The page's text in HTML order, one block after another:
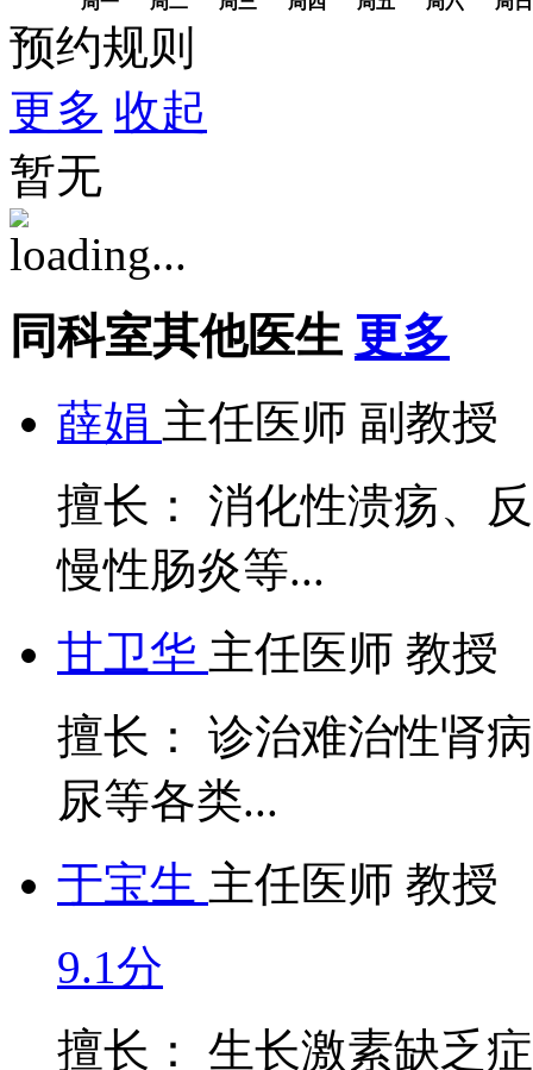
预约规则
更多 收起
暂无
同科室其他医生 更多
薛娟 主任医师 副教授
擅长： 消化性溃疡、
慢性肠炎等...
甘卫华 主任医师 教授
擅长： 诊治难治性肾
尿等各类...
于宝生 主任医师 教授
9.1分
擅长： 生长激素缺乏